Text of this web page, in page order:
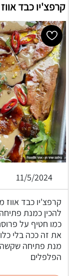
קרפצ'יו כבד אווז
11/5/2024
קרפצ'יו כבד
להכין כמנת
כמו חטיף על
את זה ככה בלי
מנת פתיחה שקשה
הפלפלים